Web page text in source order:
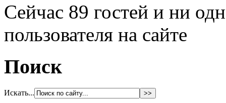
Сейчас 89 гостей и ни
пользователя на сайте
Поиск
Искать...